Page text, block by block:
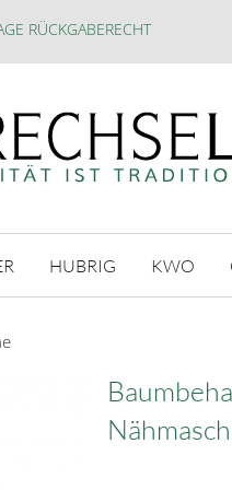
RÜCKGABERECHT
HUBRIG KWO